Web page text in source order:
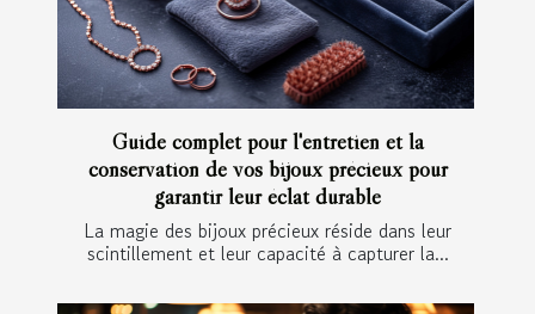
Guide complet pour l'entretien et la
conservation de vos bijoux précieux pour
garantir leur éclat durable
La magie des bijoux précieux réside dans leur
scintillement et leur capacité à capturer la...